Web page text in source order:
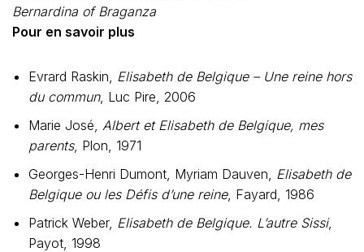
Bernardina of Braganza
Pour en savoir plus
Evrard Raskin, Elisabeth de Belgique – Une reine hors
du commun, Luc Pire, 2006
Marie José, Albert et Elisabeth de Belgique, mes
parents, Plon, 1971
Georges-Henri Dumont, Myriam Dauven, Elisabeth de
Belgique ou les Défis d’une reine, Fayard, 1986
Patrick Weber, Elisabeth de Belgique. L’autre Sissi,
Payot, 1998